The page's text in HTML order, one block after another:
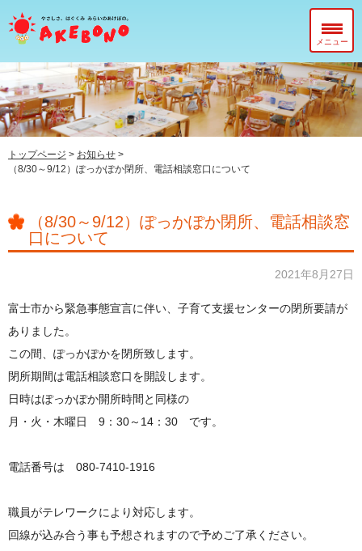
メニュー
当園について
在園児のみなさまへ
入園前のみなさまへ
トップページ > お知らせ >
（8/30～9/12）ぽっかぽか閉所、電話相談窓口について
（8/30～9/12）ぽっかぽか閉所、電話相談窓
口について
2021年8月27日
富士市から緊急事態宣言に伴い、子育て支援センターの閉所要請が
ありました。
この間、ぽっかぽかを閉所致します。
閉所期間は電話相談窓口を開設します。
日時はぽっかぽか開所時間と同様の
月・火・木曜日 9：30～14：30 です。
電話番号は 080-7410-1916
職員がテレワークにより対応します。
回線が込み合う事も予想されますので予めご了承ください。